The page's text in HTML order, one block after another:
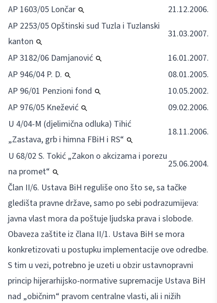
AP 1603/05 Lončar
21.12.2006.
AP 2253/05 Opštinski sud Tuzla i Tuzlanski
kanton
31.03.2007.
AP 3182/06 Damjanović
16.01.2007.
AP 946/04 P. D.
08.01.2005.
AP 96/01 Penzioni fond
10.05.2002.
AP 976/05 Knežević
09.02.2006.
U 4/04-M (djelimična odluka) Tihić
„Zastava, grb i himna FBiH i RS“
18.11.2006.
U 68/02 S. Tokić „Zakon o akcizama i porezu
na promet“
25.06.2004.
Član II/6. Ustava BiH reguliše ono što se, sa tačke
gledišta pravne države, samo po sebi podrazumijeva:
javna vlast mora da poštuje ljudska prava i slobode.
Obaveza zaštite iz člana II/1. Ustava BiH se mora
konkretizovati u postupku implementacije ove odredbe.
S tim u vezi, potrebno je uzeti u obzir ustavnopravni
princip hijerarhijsko-normative supremacije Ustava BiH
nad „običnim“ pravom centralne vlasti, ali i nižih